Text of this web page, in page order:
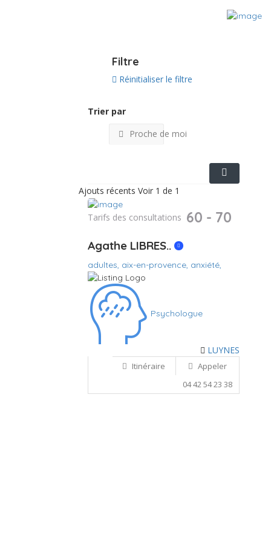
Filtre
Réinitialiser le filtre
Trier par
Proche de moi
Ajouts récents Voir 1 de 1
Tarifs des consultations 60 - 70
Agathe LIBRES..
adultes, aix-en-provence, anxiété,
Psychologue
LUYNES
Itinéraire
Appeler
04 42 54 23 38